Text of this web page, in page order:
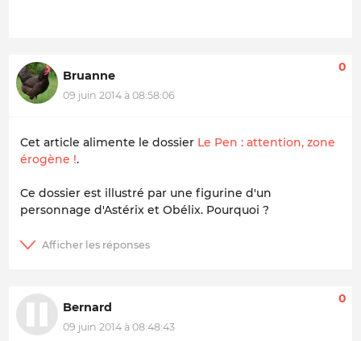
Bruanne
09 juin 2014 à 08:58:06
0
Cet article alimente le dossier Le Pen : attention, zone
érogène !.
Ce dossier est illustré par une figurine d'un
personnage d'Astérix et Obélix. Pourquoi ?
Bernard
09 juin 2014 à 08:48:43
0